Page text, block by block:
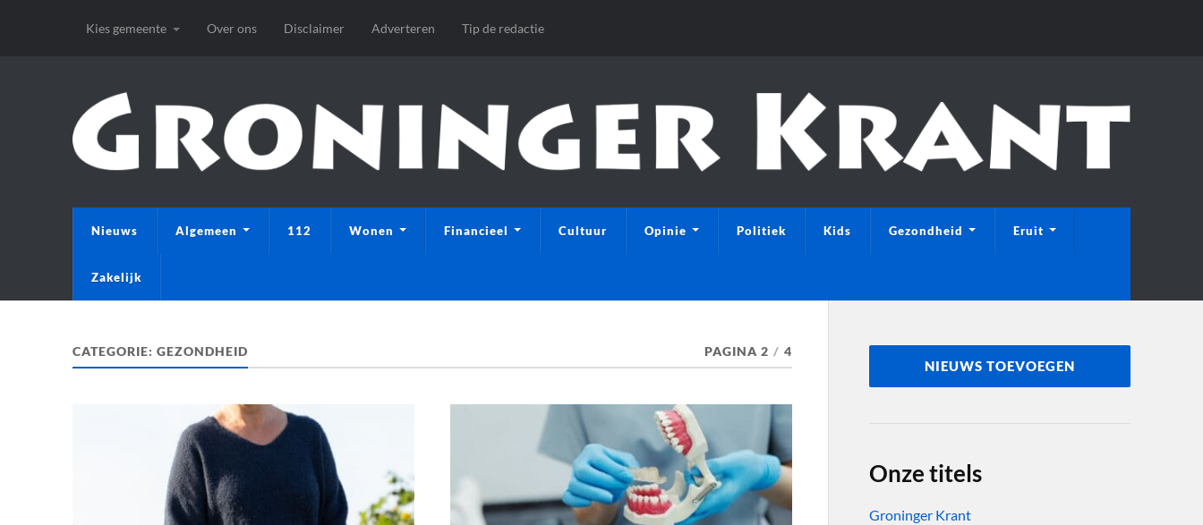
Kies gemeente Over ons Disclaimer Adverteren Tip de redactie
Nieuws Algemeen 112 Wonen Financieel Cultuur Opinie Politiek Kids Gezondheid Eruit
Zakelijk
CATEGORIE: GEZONDHEID PAGINA 2 / 4
NIEUWS TOEVOEGEN
Onze titels
Groninger Krant